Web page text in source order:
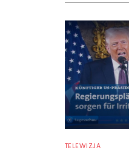
TELEWIZJA